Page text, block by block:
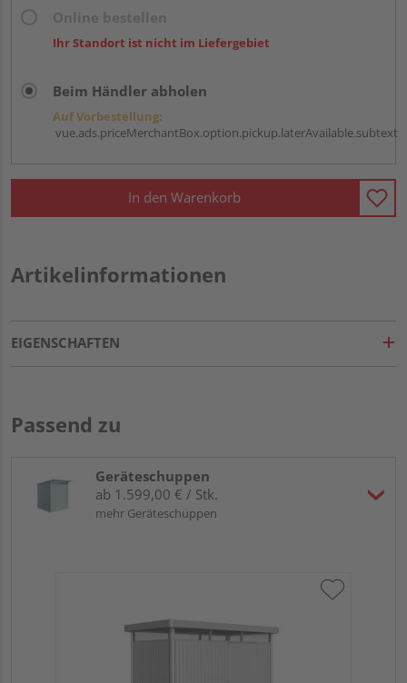
Ihr Standort ist nicht im Liefergebiet
Beim Händler abholen
Auf Vorbestellung:
vue.ads.priceMerchantBox.option.pickup.laterAvailable.subtext
In den Warenkorb
Artikelinformationen
EIGENSCHAFTEN
Passend zu
Geräteschuppen
ab 1.599,00 € / Stk.
mehr Geräteschuppen